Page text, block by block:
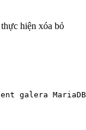
hiện xóa bỏ
galera